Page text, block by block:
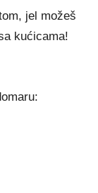
jel možeš
kućicama!